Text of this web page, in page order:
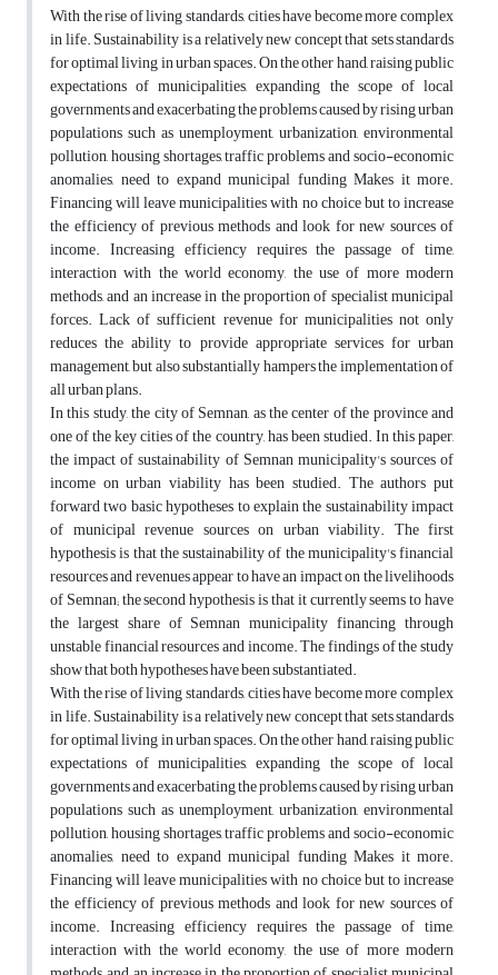
With the rise of living standards, cities have become more complex
in life. Sustainability is a relatively new concept that sets standards
for optimal living in urban spaces. On the other hand, raising public
expectations of municipalities, expanding the scope of local
governments and exacerbating the problems caused by rising urban
populations such as unemployment, urbanization, environmental
pollution, housing shortages, traffic problems and socio-economic
anomalies, need to expand municipal funding Makes it more.
Financing will leave municipalities with no choice but to increase
the efficiency of previous methods and look for new sources of
income. Increasing efficiency requires the passage of time,
interaction with the world economy, the use of more modern
methods, and an increase in the proportion of specialist municipal
forces. Lack of sufficient revenue for municipalities not only
reduces the ability to provide appropriate services for urban
management, but also substantially hampers the implementation of
all urban plans.
In this study, the city of Semnan, as the center of the province and
one of the key cities of the country, has been studied. In this paper,
the impact of sustainability of Semnan municipality's sources of
income on urban viability has been studied. The authors put
forward two basic hypotheses to explain the sustainability impact
of municipal revenue sources on urban viability. The first
hypothesis is that the sustainability of the municipality's financial
resources and revenues appear to have an impact on the livelihoods
of Semnan; the second hypothesis is that it currently seems to have
the largest share of Semnan municipality financing through
unstable financial resources and income. The findings of the study
show that both hypotheses have been substantiated.
With the rise of living standards, cities have become more complex
in life. Sustainability is a relatively new concept that sets standards
for optimal living in urban spaces. On the other hand, raising public
expectations of municipalities, expanding the scope of local
governments and exacerbating the problems caused by rising urban
populations such as unemployment, urbanization, environmental
pollution, housing shortages, traffic problems and socio-economic
anomalies, need to expand municipal funding Makes it more.
Financing will leave municipalities with no choice but to increase
the efficiency of previous methods and look for new sources of
income. Increasing efficiency requires the passage of time,
interaction with the world economy, the use of more modern